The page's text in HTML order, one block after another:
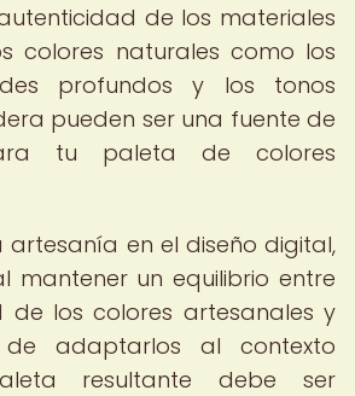
de los materiales
colores naturales como los
profundos y los tonos
pueden ser una fuente de
tu paleta de colores
artesanía en el diseño digital,
mantener un equilibrio entre
de los colores artesanales y
adaptarlos al contexto
resultante debe ser